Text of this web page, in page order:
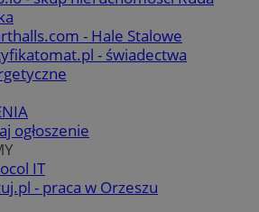
- Hale Stalowe
- świadectwa
ogłoszenie
IT
- praca w Orzeszu